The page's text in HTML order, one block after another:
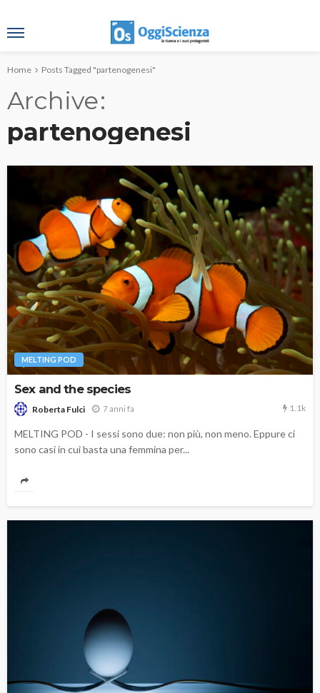
Home Posts Tagged "partenogenesi"
Archive
partenogenesi
MELTING POD
Sex and the species
Roberta Fulci 7 anni fa 1.1k
MELTING POD - I sessi sono due: non più, non meno. Eppure ci
sono casi in cui basta una femmina per...